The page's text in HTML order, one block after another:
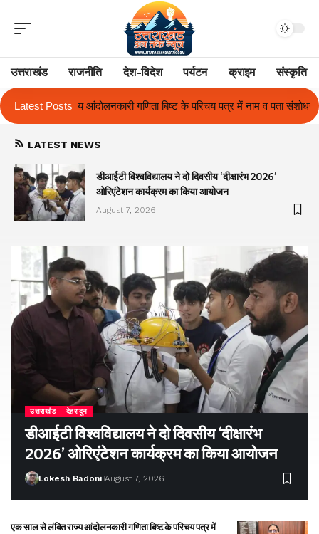
उत्तराखंड राजनीति देश-विदेश पर्यटन क्राइम संस्कृति
Latest Posts
के परिचय पत्र में नाम व पता संशोधन का प्रकरण का हुआ समाधान
LATEST NEWS
डीआईटी विश्वविद्यालय ने दो दिवसीय ‘दीक्षारंभ 2026’
ओरिएंटेशन कार्यक्रम का किया आयोजन
August 7, 2026
उत्तराखंड देहरादून
डीआईटी विश्वविद्यालय ने दो दिवसीय ‘दीक्षारंभ
2026’ ओरिएंटेशन कार्यक्रम का किया आयोजन
Lokesh Badoni August 7, 2026
एक साल से लंबित राज्य आंदोलनकारी गणिता बिष्ट के परिचय पत्र में